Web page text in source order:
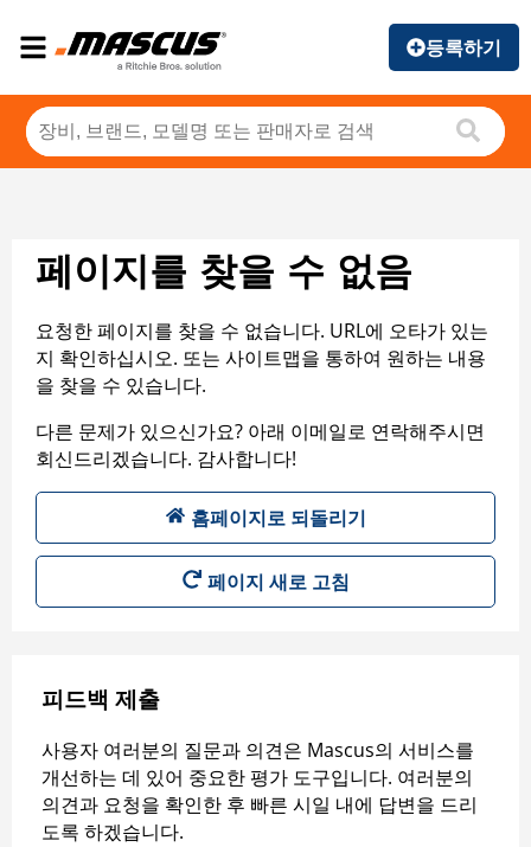
등록하기
페이지를 찾을 수 없음
요청한 페이지를 찾을 수 없습니다. URL에 오타가 있는
지 확인하십시오. 또는 사이트맵을 통하여 원하는 내용
을 찾을 수 있습니다.
다른 문제가 있으신가요? 아래 이메일로 연락해주시면
회신드리겠습니다. 감사합니다!
홈페이지로 되돌리기
페이지 새로 고침
피드백 제출
사용자 여러분의 질문과 의견은 Mascus의 서비스를
개선하는 데 있어 중요한 평가 도구입니다. 여러분의
의견과 요청을 확인한 후 빠른 시일 내에 답변을 드리
도록 하겠습니다.